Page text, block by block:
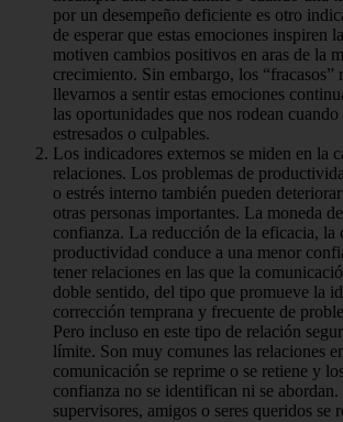
por un desempeño deficiente es otro
de esperar que estas emociones inspiren
motiven cambios positivos en aras de la
crecimiento. Sin embargo, los “fracasos”
llevarnos a sentir estas emociones
las oportunidades que nos rodean
estresados ​​o culpables.
Los indicadores externos se miden en la
relaciones. Los problemas de
o estrés interno también pueden
otras personas importantes. La moneda
confianza. La reducción de la eficacia, la
productividad conduce a una menor
tener relaciones en las que la
doble sentido, del tipo que promueve la
corrección temprana y frecuente de
Pero incluso en este tipo de relación
límite. Son muy comunes las relaciones
comunicación se reprime o se retiene y
confianza no se identifican ni se
supervisores, amigos o seres queridos se